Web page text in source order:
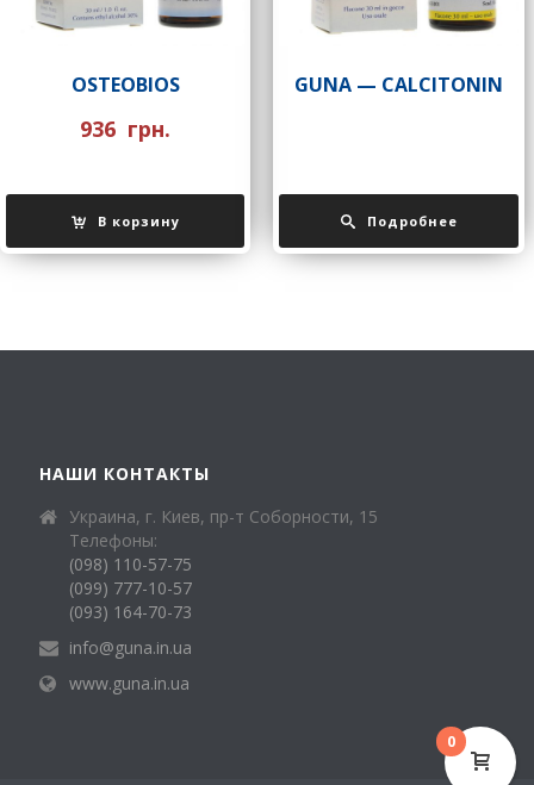
OSTEOBIOS
936 грн.
В корзину
GUNA — CALCITONIN
Подробнее
НАШИ КОНТАКТЫ
Украина, г. Киев, пр-т Соборности, 15
Телефоны:
(098) 110-57-75
(099) 777-10-57
(093) 164-70-73
info@guna.in.ua
www.guna.in.ua
0